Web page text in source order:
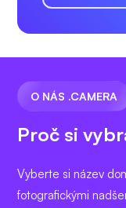
O NÁS .CAMERA
Proč si
Vyberte si název
fotografickými